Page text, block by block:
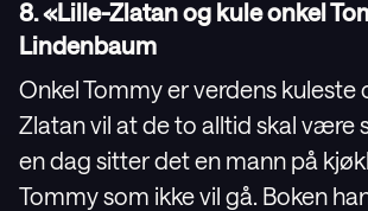
8. «Lille-Zlatan og kule onkel
Lindenbaum
Onkel Tommy er verdens kuleste
Zlatan vil at de to alltid skal være
en dag sitter det en mann på
Tommy som ikke vil gå. Boken